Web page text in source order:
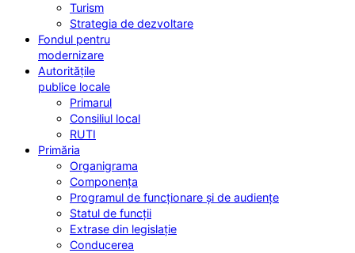
Turism
Strategia de dezvoltare
Fondul pentru
modernizare
Autoritățile
publice locale
Primarul
Consiliul local
RUTI
Primăria
Organigrama
Componența
Programul de funcționare și de audiențe
Statul de funcții
Extrase din legislație
Conducerea